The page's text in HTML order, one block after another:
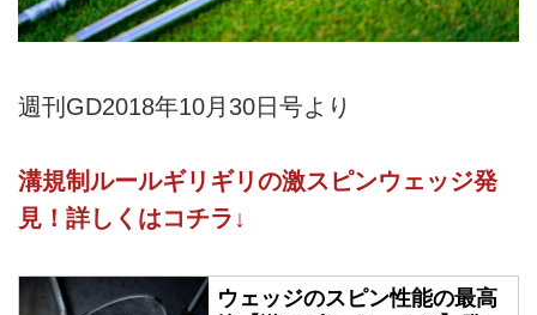
週刊GD2018年10月30日号より
溝規制ルールギリギリの激スピンウェッジ発
見！詳しくはコチラ↓
ウェッジのスピン性能の最高